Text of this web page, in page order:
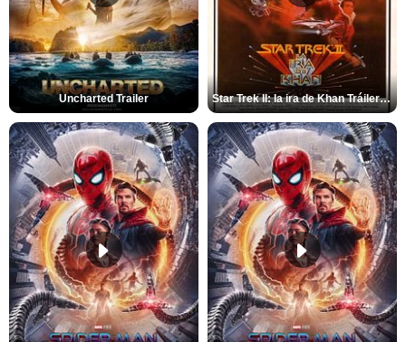
Uncharted Trailer Star Trek II: la ira de Khan Tráiler VO